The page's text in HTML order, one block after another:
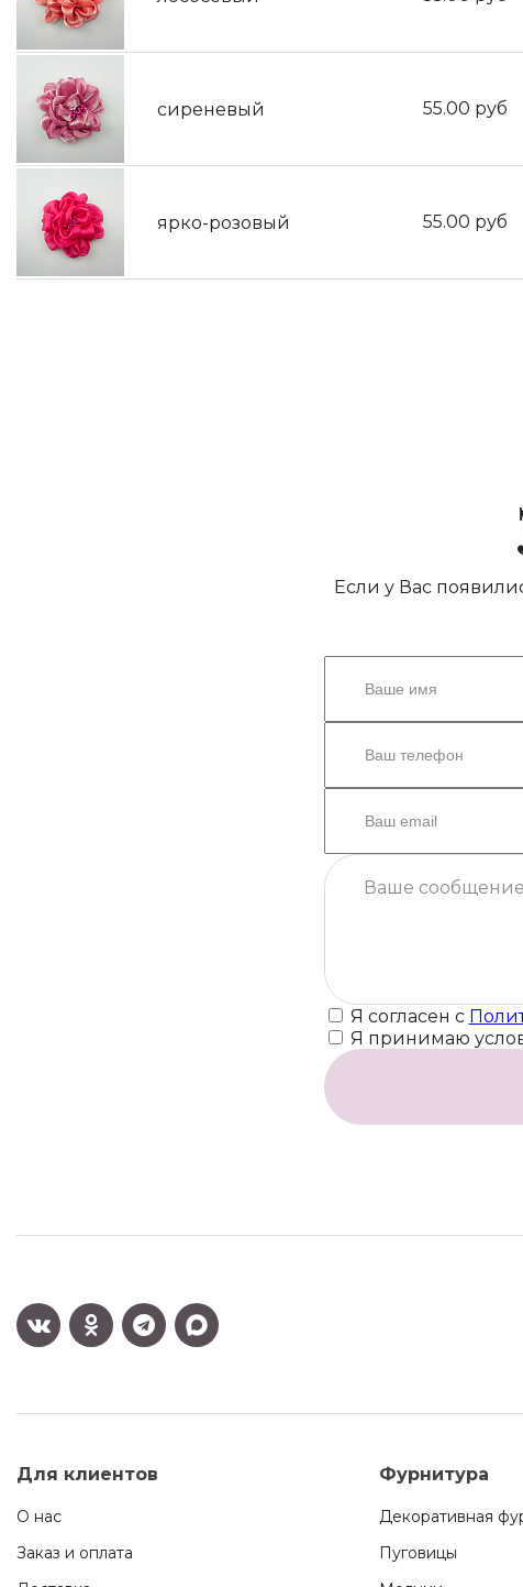
сиреневый 55.00 руб
ярко-розовый 55.00 руб
Если у Вас
Я согласен с
Я принимаю
Для клиентов
О нас
Заказ и оплата
Фурнитура
Декоративная
Пуговицы